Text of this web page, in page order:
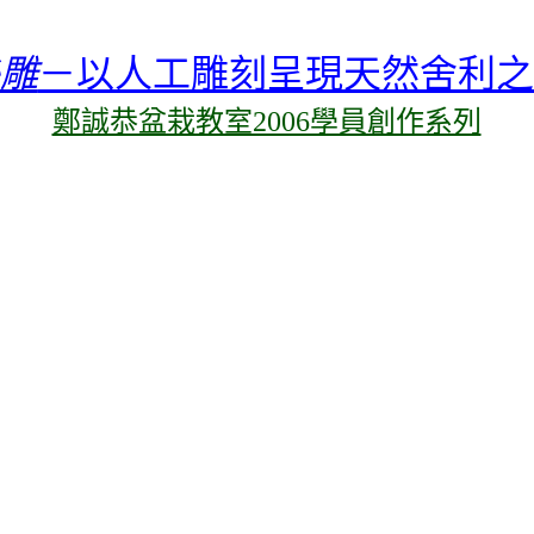
－以人工雕刻呈現天然舍利
鄭誠恭盆栽教室2006學員創作系列